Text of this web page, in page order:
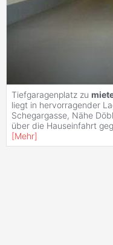
Tiefgaragenplatz zu
liegt in hervorragender
Schegargasse, Nähe
über die Hauseinfahrt
[Mehr]